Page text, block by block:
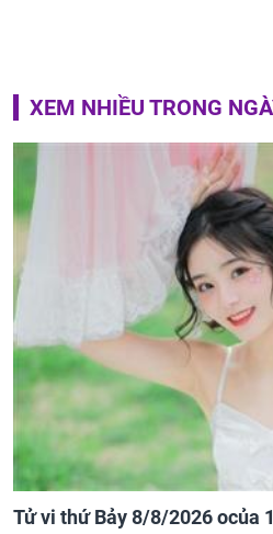
XEM NHIỀU TRONG
Tử vi thứ Bảy 8/8/2026 ocủa